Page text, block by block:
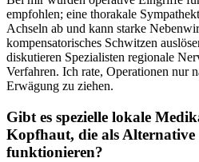
empfohlen; eine thorakale
Achseln ab und kann starke
kompensatorisches Schwitzen⁢
diskutieren Spezialisten‍ regionale
Verfahren. Ich rate, Operationen nur
Erwägung zu ziehen.
Gibt es spezielle lokale
Kopfhaut, die als Alternative
funktionieren?